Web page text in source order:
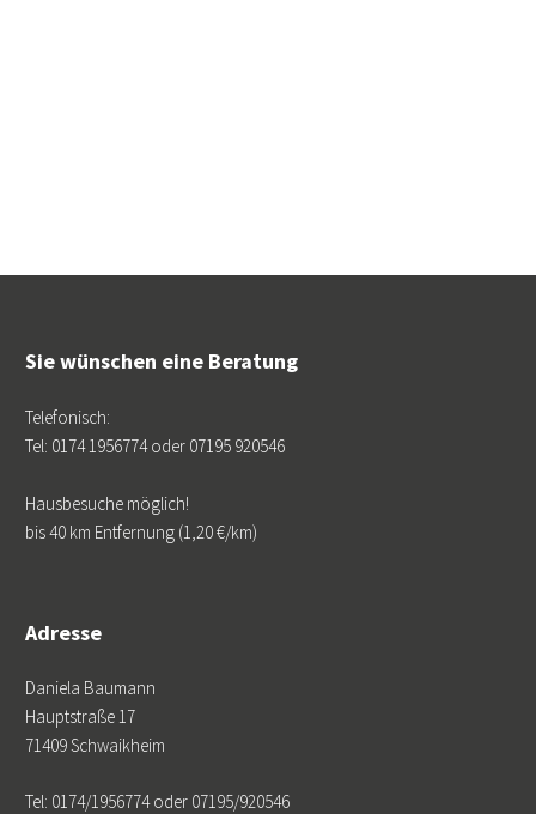
Sie wünschen eine Beratung
Telefonisch:
Tel: 0174 1956774 oder 07195 920546
Hausbesuche möglich!
bis 40 km Entfernung (1,20 €/km)
Adresse
Daniela Baumann
Hauptstraße 17
71409 Schwaikheim
Tel: 0174/1956774 oder 07195/920546